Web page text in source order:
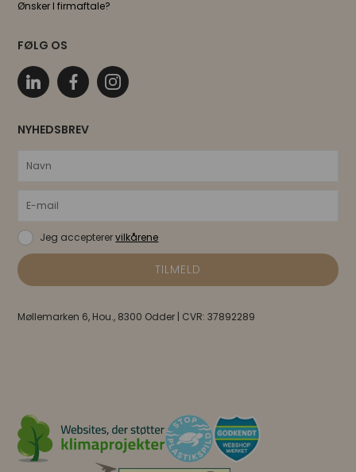
8.00 - 17.00
Tlf. 70868300
info@firmagaveronline.dk
INFORMATION
Kontakt
Chokolade indhold
Katalog
Blog